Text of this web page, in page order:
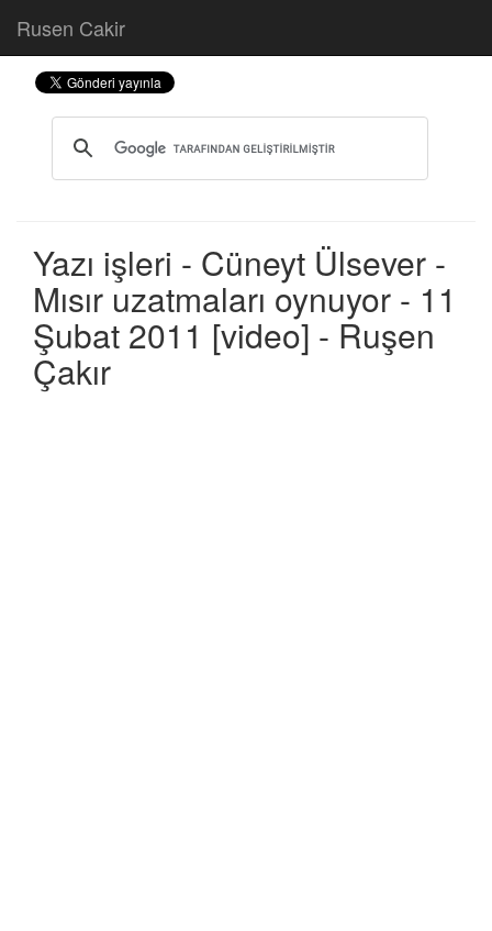
Rusen Cakir
Yazı işleri - Cüneyt Ülsever -
Mısır uzatmaları oynuyor - 11
Şubat 2011 [video] - Ruşen
Çakır